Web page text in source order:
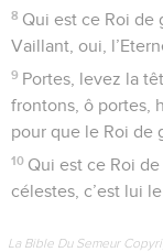
8 Qui est ce Roi de
Vaillant, oui,
9 Portes, levez la
frontons, ô portes,
pour que le Roi de
10 Qui est ce Roi
célestes, c’est lui
La Bible Du Semeur